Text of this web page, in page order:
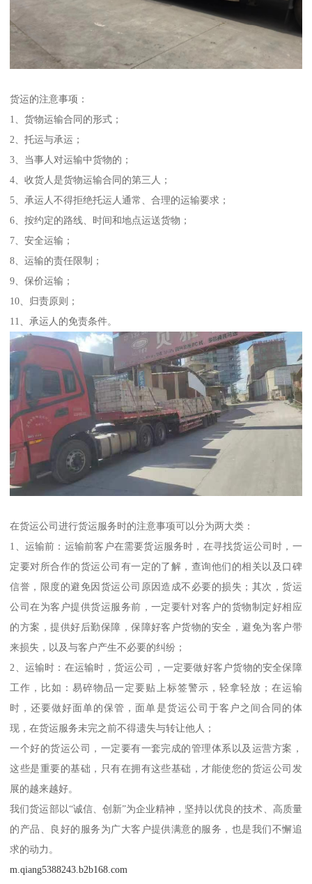
货运的注意事项：
1、货物运输合同的形式；
2、托运与承运；
3、当事人对运输中货物的；
4、收货人是货物运输合同的第三人；
5、承运人不得拒绝托运人通常、合理的运输要求；
6、按约定的路线、时间和地点运送货物；
7、安全运输；
8、运输的责任限制；
9、保价运输；
10、归责原则；
11、承运人的免责条件。
在货运公司进行货运服务时的注意事项可以分为两大类：
1、运输前：运输前客户在需要货运服务时，在寻找货运公司时，一
定要对所合作的货运公司有一定的了解，查询他们的相关以及口碑
信誉，限度的避免因货运公司原因造成不必要的损失；其次，货运
公司在为客户提供货运服务前，一定要针对客户的货物制定好相应
的方案，提供好后勤保障，保障好客户货物的安全，避免为客户带
来损失，以及与客户产生不必要的纠纷；
2、运输时：在运输时，货运公司，一定要做好客户货物的安全保障
工作，比如：易碎物品一定要贴上标签警示，轻拿轻放；在运输
时，还要做好面单的保管，面单是货运公司于客户之间合同的体
现，在货运服务未完之前不得遗失与转让他人；
一个好的货运公司，一定要有一套完成的管理体系以及运营方案，
这些是重要的基础，只有在拥有这些基础，才能使您的货运公司发
展的越来越好。
我们货运部以“诚信、创新”为企业精神，坚持以优良的技术、高质量
的产品、良好的服务为广大客户提供满意的服务，也是我们不懈追
求的动力。
m.qiang5388243.b2b168.com